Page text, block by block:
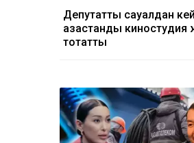
Депутаттық сауалдан
қазақстандық
тоқтатты